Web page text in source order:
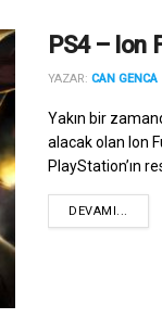
PS4 – Ion
YAZAR: CAN GENCA
Yakın bir
alacak olan Ion
PlayStation’ın
DEVAMI...